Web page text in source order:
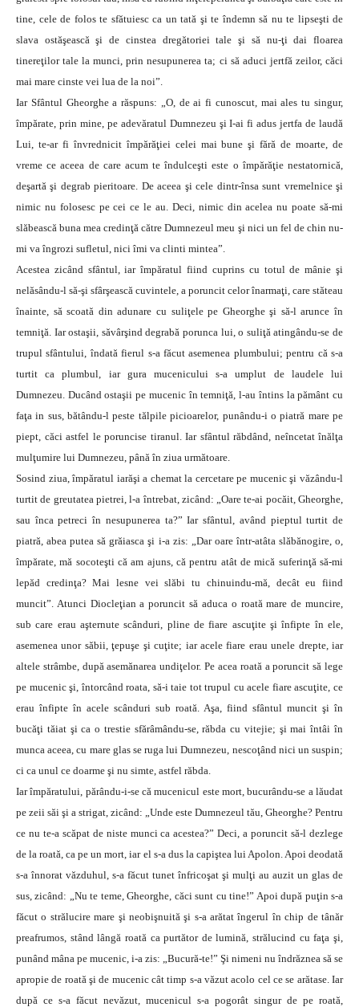
tine, cele de folos te sfătuiesc ca un tată şi te îndemn să nu te lipseşti de
slava ostăşească şi de cinstea dregătoriei tale şi să nu-ţi dai floarea
tinereţilor tale la munci, prin nesupunerea ta; ci să aduci jertfă zeilor, căci
mai mare cinste vei lua de la noi”.
Iar Sfântul Gheorghe a răspuns: „O, de ai fi cunoscut, mai ales tu singur,
împărate, prin mine, pe adevăratul Dumnezeu şi I-ai fi adus jertfa de laudă
Lui, te-ar fi învrednicit împărăţiei celei mai bune şi fără de moarte, de
vreme ce aceea de care acum te îndulceşti este o împărăţie nestatornică,
deşartă şi degrab pieritoare. De aceea şi cele dintr-însa sunt vremelnice şi
nimic nu folosesc pe cei ce le au. Deci, nimic din acelea nu poate să-mi
slăbească buna mea credinţă către Dumnezeul meu şi nici un fel de chin nu-
mi va îngrozi sufletul, nici îmi va clinti mintea”.
Acestea zicând sfântul, iar împăratul fiind cuprins cu totul de mânie şi
nelăsându-l să-şi sfârşească cuvintele, a poruncit celor înarmaţi, care stăteau
înainte, să scoată din adunare cu suliţele pe Gheorghe şi să-l arunce în
temniţă. Iar ostaşii, săvârşind degrabă porunca lui, o suliţă atingându-se de
trupul sfântului, îndată fierul s-a făcut asemenea plumbului; pentru că s-a
turtit ca plumbul, iar gura mucenicului s-a umplut de laudele lui
Dumnezeu. Ducând ostaşii pe mucenic în temniţă, l-au întins la pământ cu
faţa in sus, bătându-l peste tălpile picioarelor, punându-i o piatră mare pe
piept, căci astfel le poruncise tiranul. Iar sfântul răbdând, neîncetat înălţa
mulţumire lui Dumnezeu, până în ziua următoare.
Sosind ziua, împăratul iarăşi a chemat la cercetare pe mucenic şi văzându-l
turtit de greutatea pietrei, l-a întrebat, zicând: „Oare te-ai pocăit, Gheorghe,
sau înca petreci în nesupunerea ta?” Iar sfântul, având pieptul turtit de
piatră, abea putea să grăiasca şi i-a zis: „Dar oare într-atâta slăbănogire, o,
împărate, mă socoteşti că am ajuns, că pentru atât de mică suferinţă să-mi
lepăd credinţa? Mai lesne vei slăbi tu chinuindu-mă, decât eu fiind
muncit”. Atunci Diocleţian a poruncit să aduca o roată mare de muncire,
sub care erau aşternute scânduri, pline de fiare ascuţite şi înfipte în ele,
asemenea unor săbii, ţepuşe şi cuţite; iar acele fiare erau unele drepte, iar
altele strâmbe, după asemănarea undiţelor. Pe acea roată a poruncit să lege
pe mucenic şi, întorcând roata, să-i taie tot trupul cu acele fiare ascuţite, ce
erau înfipte în acele scânduri sub roată. Aşa, fiind sfântul muncit şi în
bucăţi tăiat şi ca o trestie sfărâmându-se, răbda cu vitejie; şi mai întâi în
munca aceea, cu mare glas se ruga lui Dumnezeu, nescoţând nici un suspin;
ci ca unul ce doarme şi nu simte, astfel răbda.
Iar împăratului, părându-i-se că mucenicul este mort, bucurându-se a lăudat
pe zeii săi şi a strigat, zicând: „Unde este Dumnezeul tău, Gheorghe? Pentru
ce nu te-a scăpat de niste munci ca acestea?” Deci, a poruncit să-l dezlege
de la roată, ca pe un mort, iar el s-a dus la capiştea lui Apolon. Apoi deodată
s-a înnorat văzduhul, s-a făcut tunet înfricoşat şi mulţi au auzit un glas de
sus, zicând: „Nu te teme, Gheorghe, căci sunt cu tine!” Apoi după puţin s-a
făcut o strălucire mare şi neobişnuită şi s-a arătat îngerul în chip de tânăr
preafrumos, stând lângă roată ca purtător de lumină, strălucind cu faţa şi,
punând mâna pe mucenic, i-a zis: „Bucură-te!” Şi nimeni nu îndrăznea să se
apropie de roată şi de mucenic cât timp s-a văzut acolo cel ce se arătase. Iar
după ce s-a făcut nevăzut, mucenicul s-a pogorât singur de pe roată,